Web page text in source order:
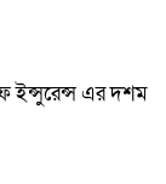
ইন্সুরেন্স এর দশম